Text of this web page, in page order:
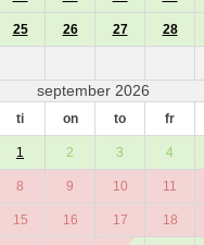
25 26 27 28
september 2026
ti on to fr
1 2 3 4
8 9 10 11
15 16 17 18